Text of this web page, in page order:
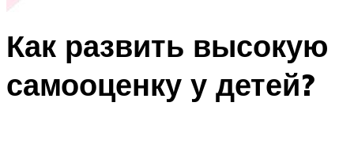
Как развить высокую
самооценку у детей?